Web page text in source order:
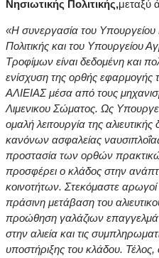
Νησιωτικής Πολιτικής,μεταξύ
«Η συνεργασία του Υπουργείου
Πολιτικής και του Υπουργείου
Τροφίμων είναι δεδομένη και
ενίσχυση της ορθής εφαρμογής
ΑΛΙΕΙΑΣ μέσα από τους
Λιμενικου Σώματος. Ως
ομαλή λειτουργία της
κανόνων ασφαλείας
προστασία των ορθών
προσφέρει ο κλάδος στην
κοινοτήτων. Στεκόμαστε
πράσινη μετάβαση του
προώθηση γαλάζιων
στην αλιεία και τις
υποστήριξης του κλάδου. Τέλος,